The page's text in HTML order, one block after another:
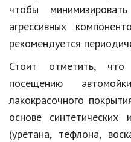
чтобы
агрессивных
рекомендуется
Стоит отметить, что
посещению
лакокрасочного
основе
(уретана, тефлона,